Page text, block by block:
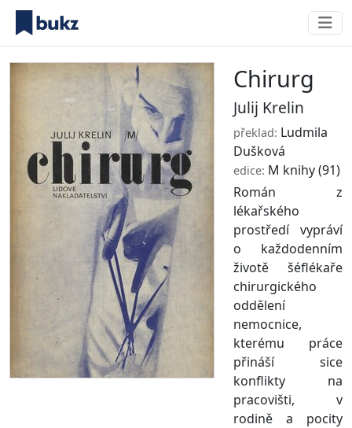
Chirurg
Julij Krelin
překlad: Ludmila
Dušková
edice: M knihy(91)
Román z
lékařského
prostředí vypráví
o každodenním
životě šéflékaře
chirurgického
oddělení
nemocnice,
kterému práce
přináší sice
konflikty na
pracovišti, v
rodině a pocity